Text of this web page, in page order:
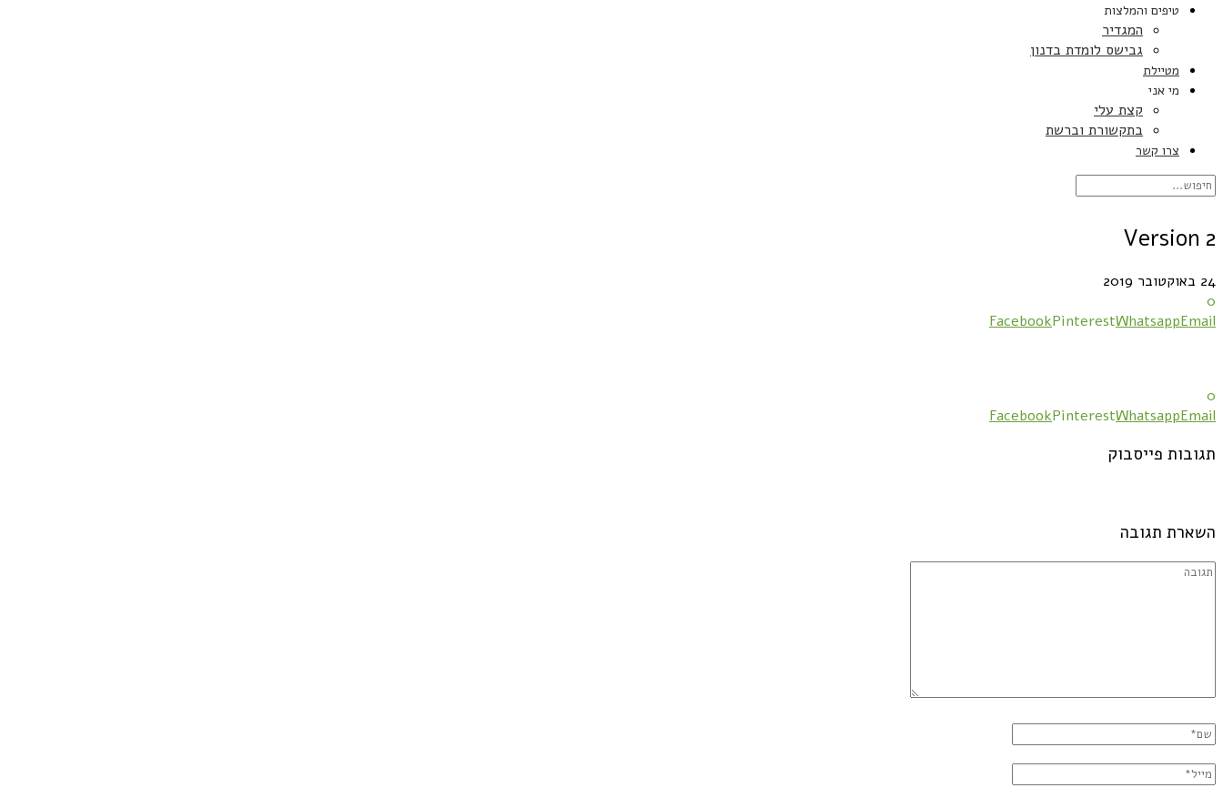
טיפים והמלצות
המגדיר
גבישס לומדת בדנון
מטיילת
מי אני
קצת עלי
בתקשורת וברשת
צרו קשר
Version 2
24 באוקטובר 2019
0
FacebookPinterestWhatsappEmail
0
FacebookPinterestWhatsappEmail
תגובות פייסבוק
השארת תגובה